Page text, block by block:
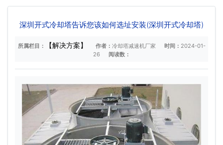
深圳开式冷却塔告诉您该如何选址安装(深圳开式冷却塔)
所属栏目： 【解决方案】 作者： 冷却塔减速机厂家 时间： 2024-01-
26
阅读数：